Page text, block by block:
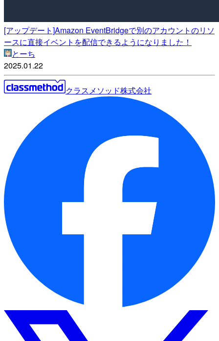
[アップデート]Amazon EventBridgeで別のアカウントのリソ
ースに直接イベントを配信できるようになりました！
とーち
2025.01.22
クラスメソッド株式会社